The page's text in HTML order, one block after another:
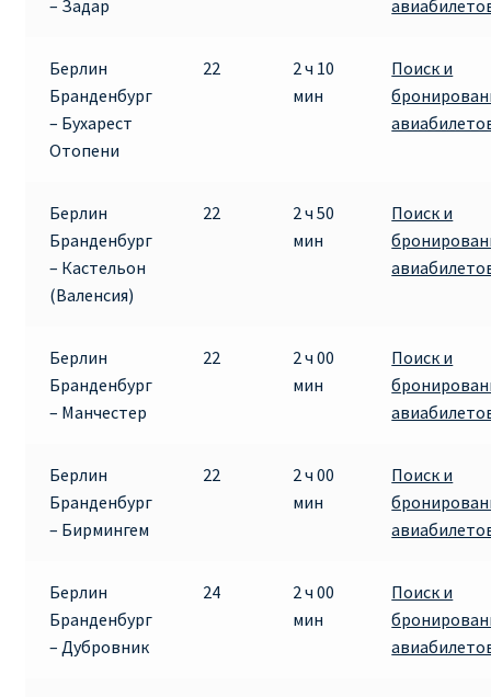
ПРАВИЛА ПРОВОЗА БАГАЖА RYANAIR
РЕГИСТРАЦИЯ НА РЕЙС И ДОКУМЕНТЫ ДЛЯ
ПУТЕШЕСТВИЯ РЕЙСАМИ RYANAIR
КАК НАЙТИ ДЕШЕВЫЙ БИЛЕТ
КУПИТЬ АВИАБИЛЕТЫ ДЕШЕВО
Париж
– Задар
Берлин
Бранденбург
– Бухарест
Отопени
22
2 ч 10
мин
Поиск и
Берлин
Бранденбург
– Кастельон
(Валенсия)
22
2 ч 50
мин
Поиск и
Берлин
Бранденбург
– Манчестер
22
2 ч 00
мин
Поиск и
Берлин
Бранденбург
– Бирмингем
22
2 ч 00
мин
Поиск и
Берлин
Бранденбург
– Дубровник
24
2 ч 00
мин
Поиск и